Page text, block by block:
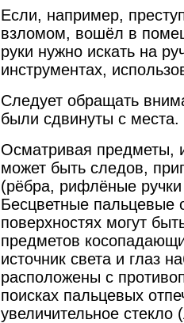
Если, например,
взломом, вошёл в
руки нужно искать на
инструментах,
Следует обращать
были сдвинуты с места.
Осматривая предметы,
может быть следов,
(рёбра, рифлёные
Бесцветные пальцевые
поверхностях могут
предметов
источник света и глаз
расположены с
поисках пальцевых
увеличительное стекло